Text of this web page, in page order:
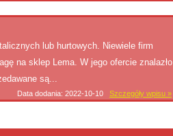
lub hurtowych. Niewiele firm
na sklep Lema. W jego ofercie znalazło
są...
Data dodania: 2022-10-10 Szczegóły wpisu »